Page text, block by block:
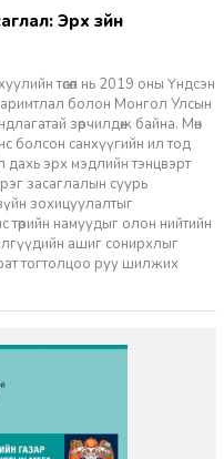
төсөл нь 2019 оны Үндсэн
баримтлал болон Монгол Улсын
зөрчилдөж байна. Мөн
болсон санхүүгийн ил тод
эрх мэдлийн тэнцвэрт
засаглалын суурь
зохицуулалтыг
намуудыг олон нийтийн
ашиг сонирхлыг
тогтолцоо руу шилжих